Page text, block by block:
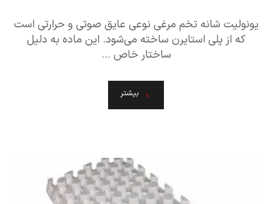
یونولیت شانه تخم مرغی نوعی عایق صوتی و حرارتی است
که از پلی استایرن ساخته می‌شود. این ماده به دلیل
ساختار خاص ...
بیشتر